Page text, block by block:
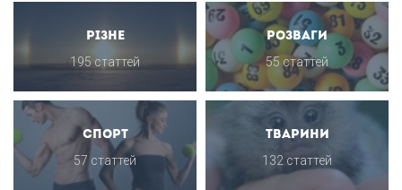
Різне
195 статтей
Розваги
55 статтей
Спорт
57 статтей
Тварини
132 статтей